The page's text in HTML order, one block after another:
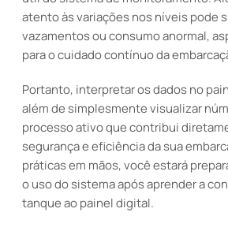
atento às variações nos níveis pode
vazamentos ou consumo anormal,
para o cuidado contínuo da
Portanto, interpretar os dados no
além de simplesmente visualizar
processo ativo que contribui
segurança e eficiência da sua
práticas em mãos, você estará
o uso do sistema após aprender a
tanque ao painel digital.